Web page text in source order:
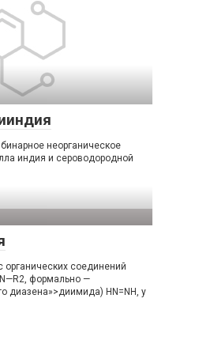
неорганическое
индия и сероводородной
соединений
формально —
диазена»>диимида) HN=NH, у